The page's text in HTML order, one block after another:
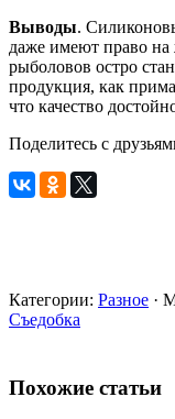
Выводы.
даже имеют право на
рыболовов остро
продукция, как
что качество
Поделитесь с
Категории: Разное ·
Съедобка
Похожие статьи